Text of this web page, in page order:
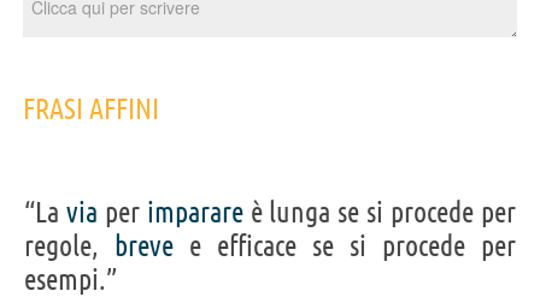
FRASI AFFINI
“La via per imparareè lunga se si procede per
regole, breve e efficace se si procede per
esempi.”